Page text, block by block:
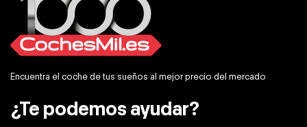
Encuentra el coche de tus sueños al mejor precio del mercado
¿Te podemos ayudar?